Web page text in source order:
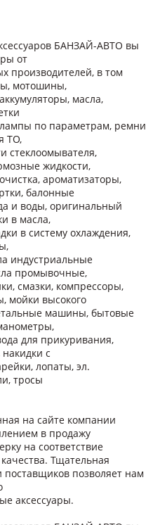
БАНЗАЙ-АВТО вы
от
производителей, в том
мотошины,
масла,
по параметрам, ремни
ТО,
стеклоомывателя,
жидкости,
ароматизаторы,
балонные
и воды, оригинальный
в масла,
в систему охлаждения,
индустриальные
промывочные,
смазки, компрессоры,
мойки высокого
машины, бытовые
для прикуривания,
с
лопаты, эл.
тросы
на сайте компании
в продажу
на соответствие
Тщательная
позволяет нам
аксессуары.